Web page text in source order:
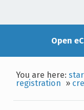
Open
You are here:
registration »